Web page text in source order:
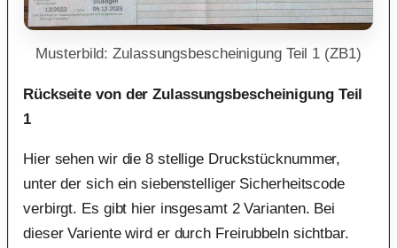
Musterbild: Zulassungsbescheinigung Teil 1 (ZB1)
Rückseite von der Zulassungsbescheinigung Teil
1
Hier sehen wir die 8 stellige Druckstücknummer,
unter der sich ein siebenstelliger Sicherheitscode
verbirgt. Es gibt hier insgesamt 2 Varianten. Bei
dieser Variente wird er durch Freirubbeln sichtbar.